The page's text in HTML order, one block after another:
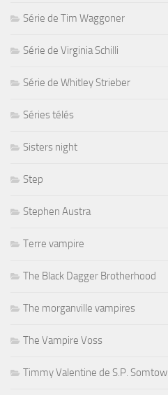
Série de Tim Waggoner
Série de Virginia Schilli
Série de Whitley Strieber
Séries télés
Sisters night
Step
Stephen Austra
Terre vampire
The Black Dagger Brotherhood
The morganville vampires
The Vampire Voss
Timmy Valentine de S.P. Somtow